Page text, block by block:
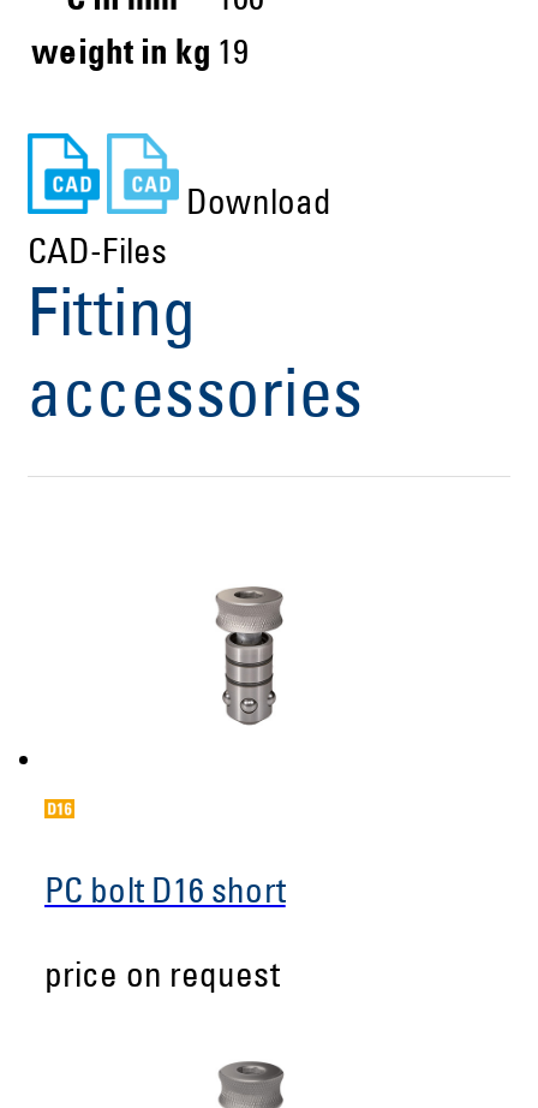
weight in kg 19
Download
CAD-Files
Fitting
accessories
PC bolt D16 short
price on request